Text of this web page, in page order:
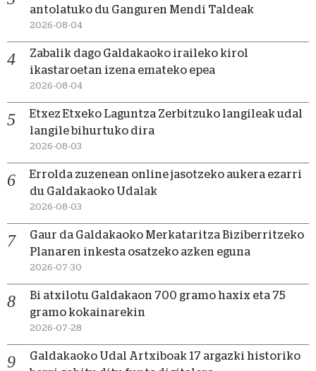
antolatuko du Ganguren Mendi Taldeak
2026-08-04
Zabalik dago Galdakaoko iraileko kirol
ikastaroetan izena emateko epea
2026-08-04
Etxez Etxeko Laguntza Zerbitzuko langileak udal
langile bihurtuko dira
2026-08-03
Errolda zuzenean online jasotzeko aukera ezarri
du Galdakaoko Udalak
2026-08-03
Gaur da Galdakaoko Merkataritza Biziberritzeko
Planaren inkesta osatzeko azken eguna
2026-07-30
Bi atxilotu Galdakaon 700 gramo haxix eta 75
gramo kokainarekin
2026-07-28
Galdakaoko Udal Artxiboak 17 argazki historiko